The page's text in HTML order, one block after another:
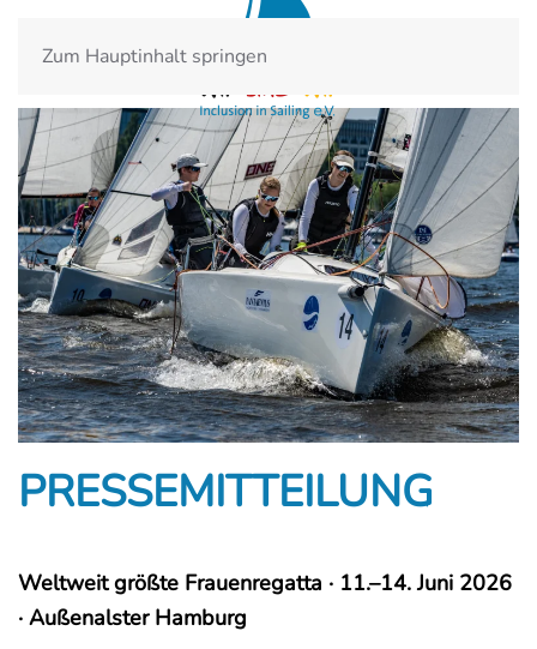
Zum Hauptinhalt springen
PRESSEMITTEILUNG
Weltweit größte Frauenregatta · 11.–14. Juni 2026
· Außenalster Hamburg